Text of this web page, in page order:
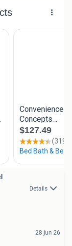
Details
28 jun 26